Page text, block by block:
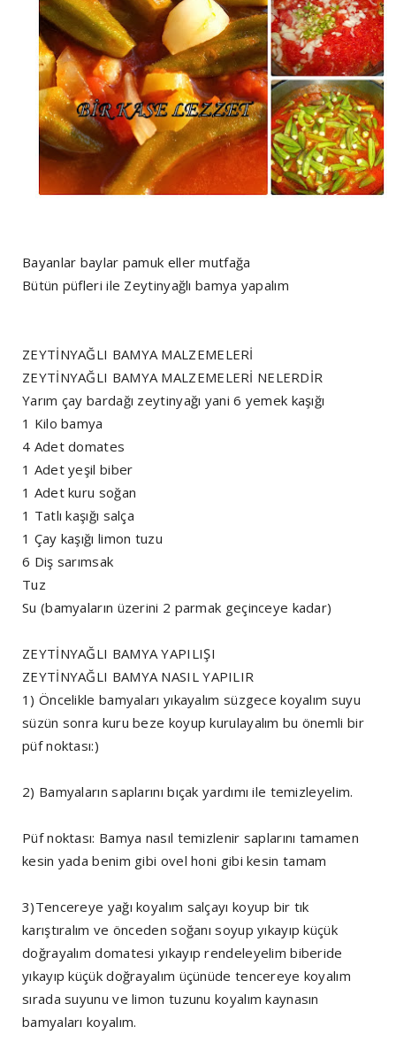
Bayanlar baylar pamuk eller mutfağa
Bütün püfleri ile Zeytinyağlı bamya yapalım
ZEYTİNYAĞLI BAMYA MALZEMELERİ
ZEYTİNYAĞLI BAMYA MALZEMELERİ NELERDİR
Yarım çay bardağı zeytinyağı yani 6 yemek kaşığı
1 Kilo bamya
4 Adet domates
1 Adet yeşil biber
1 Adet kuru soğan
1 Tatlı kaşığı salça
1 Çay kaşığı limon tuzu
6 Diş sarımsak
Tuz
Su (bamyaların üzerini 2 parmak geçinceye kadar)
ZEYTİNYAĞLI BAMYA YAPILIŞI
ZEYTİNYAĞLI BAMYA NASIL YAPILIR
1) Öncelikle bamyaları yıkayalım süzgece koyalım suyu
süzün sonra kuru beze koyup kurulayalım bu önemli bir
püf noktası:)
2) Bamyaların saplarını bıçak yardımı ile temizleyelim.
Püf noktası: Bamya nasıl temizlenir saplarını tamamen
kesin yada benim gibi ovel honi gibi kesin tamam
3)Tencereye yağı koyalım salçayı koyup bir tık
karıştıralım ve önceden soğanı soyup yıkayıp küçük
doğrayalım domatesi yıkayıp rendeleyelim biberide
yıkayıp küçük doğrayalım üçünüde tencereye koyalım
sırada suyunu ve limon tuzunu koyalım kaynasın
bamyaları koyalım.